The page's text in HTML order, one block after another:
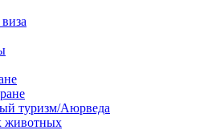
туризм/Аюрведа
животных